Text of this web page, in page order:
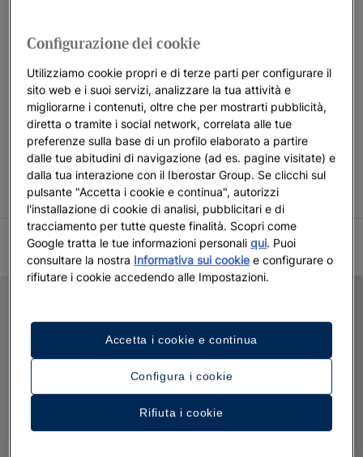
mare e a conoscere tutti i vantaggi che vi offrono.
CONDIZIONI DELL’OFFERTA SOGGIORNO BAMBINI GRATIS
Bambini accompagnati da 2 adulti soggiornano gratuitamente
solo in camere selezionate. Offerta soggetta a disponibilità
nelle date indicate. Iberostar si riserva il diritto di modificare o
annullare in parte o totalmente la promozione.
CONDIZIONI ESTATE 2026
Configurazione dei cookie
Utilizziamo cookie propri e di terze parti per configurare il
sito web e i suoi servizi, analizzare la tua attività e
migliorarne i contenuti, oltre che per mostrarti pubblicità,
diretta o tramite i social network, correlata alle tue
preferenze sulla base di un profilo elaborato a partire
dalle tue abitudini di navigazione (ad es. pagine visitate) e
dalla tua interazione con il Iberostar Group. Se clicchi sul
pulsante "Accetta i cookie e continua", autorizzi
l'installazione di cookie di analisi, pubblicitari e di
tracciamento per tutte queste finalità. Scopri come
Google tratta le tue informazioni personaliqui. Puoi
consultare la nostra Informativa sui cookie e configurare o
rifiutare i cookie accedendo alle Impostazioni.
Configura i cookie
Rifiuta i cookie
Accetta i cookie e continua